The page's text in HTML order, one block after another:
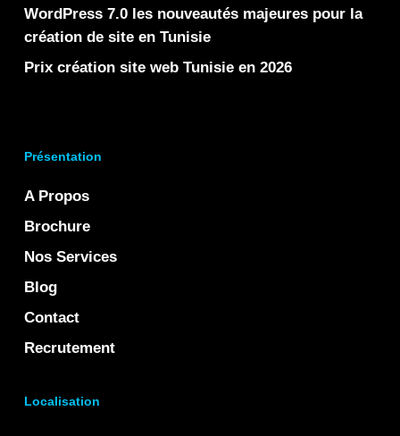
WordPress 7.0 les nouveautés majeures pour la
création de site en Tunisie
Prix création site web Tunisie en 2026
Présentation
A Propos
Brochure
Nos Services
Blog
Contact
Recrutement
Localisation